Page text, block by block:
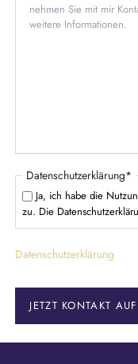
P
f
l
h
f
e
Datenschutzerklärung*
Ja, ich habe die
zu. Die
Datenschutzerklärung
JETZT KONTAKT